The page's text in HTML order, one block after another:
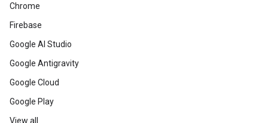
Chrome
Firebase
Google AI Studio
Google Antigravity
Google Cloud
Google Play
View all